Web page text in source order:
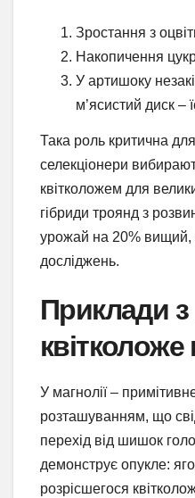
Зростання з
Накопичення
У артишоку
м’ясистий диск –
Така роль критична
селекціонери
квітколожем для
гібриди троянд з
урожай на 20% вищий,
досліджень.
Приклади
квітколоже
У магнолії –
розташуванням, що
перехід від шишок
демонструє опукле:
розрісшегося